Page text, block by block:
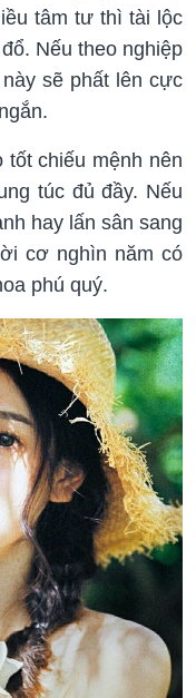
tâm tư thì tài lộc
Nếu theo nghiệp
sẽ phất lên cực
chiếu mệnh nên
túc đủ đầy. Nếu
hay lấn sân sang
cơ nghìn năm có
phú quý.